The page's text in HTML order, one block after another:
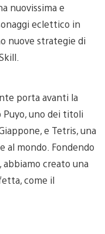
nuovissima e
eclettico in
nuove strategie di
porta avanti la
uno dei titoli
e Tetris, una
al mondo. Fondendo
creato una
come il